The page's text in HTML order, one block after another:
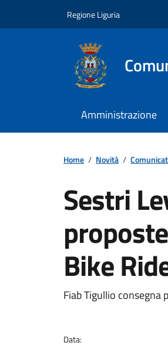
Regione Liguria
Amministrazione
Home / Novità /
Sestri
Bike
Dettagli
Fiab Tigullio consegna
Data: